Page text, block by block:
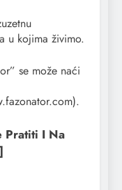
u kojima živimo.
se može naći
Pratiti I Na